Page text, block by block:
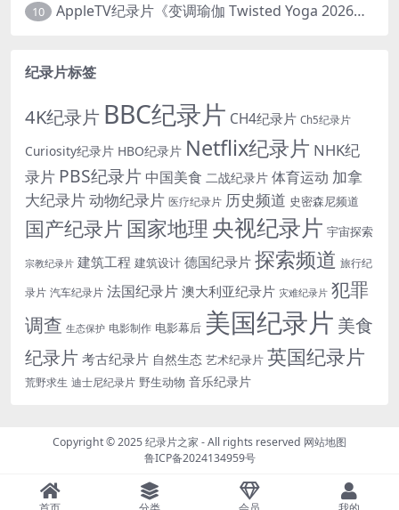
10 AppleTV纪录片《变调瑜伽 Twisted Yoga 2026》全3集 英语中英双字 无水印纯净版 1080P/MKV/10G 瑜伽大师背后的真相
纪录片标签
4K纪录片 BBC纪录片 CH4纪录片 Ch5纪录片
Curiosity纪录片 HBO纪录片 Netflix纪录片 NHK纪
录片 PBS纪录片 中国美食 二战纪录片 体育运动 加拿
大纪录片动物纪录片 医疗纪录片 历史频道 史密森尼频道
国产纪录片 国家地理 央视纪录片 宇宙探索
宗教纪录片 建筑工程 建筑设计 德国纪录片 探索频道 旅行纪
录片 汽车纪录片 法国纪录片 澳大利亚纪录片 灾难纪录片 犯罪
调查 生态保护 电影制作 电影幕后 美国纪录片 美食
纪录片考古纪录片 自然生态 艺术纪录片 英国纪录片
荒野求生 迪士尼纪录片 野生动物 音乐纪录片
Copyright © 2025纪录片之家 - All rights reserved 网站地图
鲁ICP备2024134959号